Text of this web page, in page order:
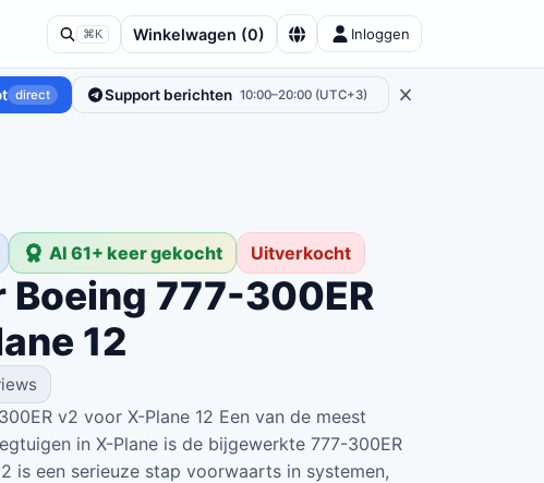
⌘K Winkelwagen (0) Inloggen
direct Support berichten 10:00–20:00 (UTC+3)
Al 61+ keer gekocht Uitverkocht
777-300ER
12
v2 voor X-Plane 12 Een van de meest
in X-Plane is de bijgewerkte 777-300ER
is een serieuze stap voorwaarts in systemen,